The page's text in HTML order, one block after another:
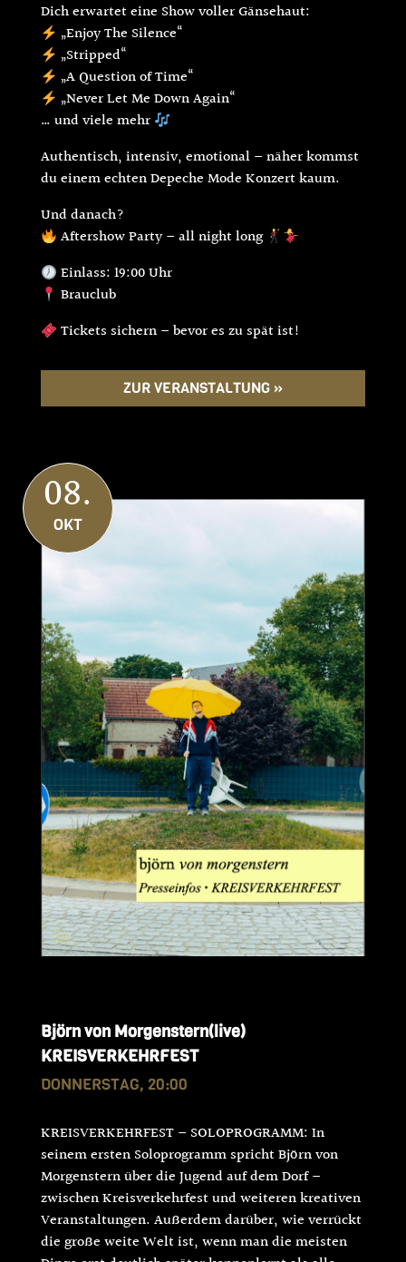
Dich erwartet eine Show voller Gänsehaut:
„Enjoy The Silence“
„Stripped“
„A Question of Time“
„Never Let Me Down Again“
… und viele mehr
Authentisch, intensiv, emotional – näher kommst
du einem echten Depeche Mode Konzert kaum.
Und danach?
Aftershow Party – all night long
Einlass: 19:00 Uhr
Brauclub
Tickets sichern – bevor es zu spät ist!
ZUR VERANSTALTUNG »
08.
OKT
Björn von Morgenstern(live)
KREISVERKEHRFEST
DONNERSTAG, 20:00
KREISVERKEHRFEST – SOLOPROGRAMM: In
seinem ersten Soloprogramm spricht Björn von
Morgenstern über die Jugend auf dem Dorf –
zwischen Kreisverkehrfest und weiteren kreativen
Veranstaltungen. Außerdem darüber, wie verrückt
die große weite Welt ist, wenn man die meisten